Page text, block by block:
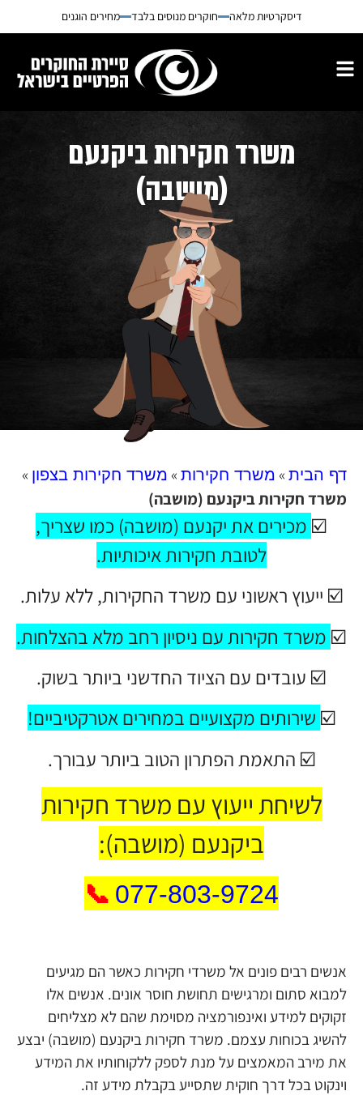
דיסקרטיות מלאה חוקרים מנוסים בלבד מחירים הוגנים
משרד חקירות ביקנעם
(מושבה)
דף הבית » משרד חקירות » משרד חקירות בצפון »
משרד חקירות ביקנעם (מושבה)
☑️ מכירים את יקנעם (מושבה) כמו שצריך,
לטובת חקירות איכותיות.
☑️ ייעוץ ראשוני עם משרד החקירות, ללא עלות.
☑️ משרד חקירות עם ניסיון רחב מלא בהצלחות.
☑️ עובדים עם הציוד החדשני ביותר בשוק.
☑️ שירותים מקצועיים במחירים אטרקטיביים!
☑️ התאמת הפתרון הטוב ביותר עבורך.
לשיחת ייעוץ עם משרד חקירות
ביקנעם (מושבה):
077-803-9724
📞
אנשים רבים פונים אל משרדי חקירות כאשר הם מגיעים
למבוא סתום ומרגישים תחושת חוסר אונים. אנשים אלו
זקוקים למידע ואינפורמציה מסוימת שהם לא מצליחים
להשיג בכוחות עצמם. משרד חקירות ביקנעם (מושבה) יבצע
את מירב המאמצים על מנת לספק ללקוחותיו את המידע
וינקוט בכל דרך חוקית שתסייע בקבלת מידע זה.